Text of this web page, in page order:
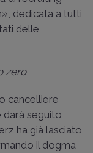
dedicata a tutti
delle
zero
cancelliere
seguito
ha già lasciato
il dogma